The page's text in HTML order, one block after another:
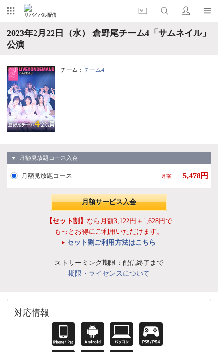
リバイバル配信
2023年2月22日（水） 倉野尾チーム4「サムネイル」
公演
チーム： チーム4
▼ 月額見放題コース入会
月額見放題コース 月額 5,478円
月額サービス入会
【セット割】 なら月額3,122円＋1,628円で
もっとお得にご利用いただけます。
セット割ご利用方法はこちら
ストリーミング期限：配信終了まで
期限・ライセンスについて
対応情報